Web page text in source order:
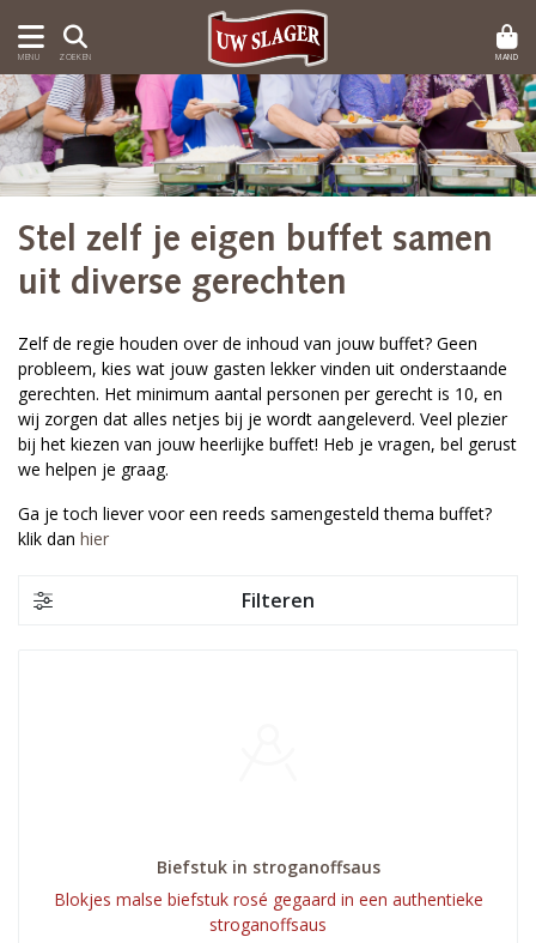
MENU ZOEKEN MAND
Stel zelf je eigen buffet samen
uit diverse gerechten
Zelf de regie houden over de inhoud van jouw buffet? Geen
probleem, kies wat jouw gasten lekker vinden uit onderstaande
gerechten. Het minimum aantal personen per gerecht is 10, en
wij zorgen dat alles netjes bij je wordt aangeleverd. Veel plezier
bij het kiezen van jouw heerlijke buffet! Heb je vragen, bel gerust
we helpen je graag.
Ga je toch liever voor een reeds samengesteld thema buffet?
klik dan hier
Filteren
Biefstuk in stroganoffsaus
Blokjes malse biefstuk rosé gegaard in een authentieke
stroganoffsaus